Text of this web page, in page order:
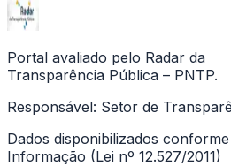
Portal avaliado pelo Radar da
Transparência Pública – PNTP.
Responsável: Setor de
Dados disponibilizados
Informação (Lei nº 12.527/2011)